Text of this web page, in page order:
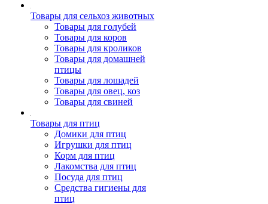
Товары для сельхоз животных
Товары для голубей
Товары для коров
Товары для кроликов
Товары для домашней
птицы
Товары для лошадей
Товары для овец, коз
Товары для свиней
Товары для птиц
Домики для птиц
Игрушки для птиц
Корм для птиц
Лакомства для птиц
Посуда для птиц
Средства гигиены для
птиц